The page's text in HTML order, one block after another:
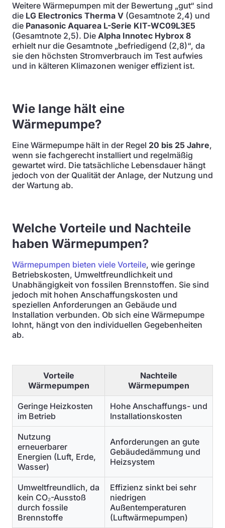
Weitere Wärmepumpen mit der Bewertung „gut“ sind
die LG Electronics Therma V (Gesamtnote 2,4) und
die Panasonic Aquarea L-Serie KIT-WC09L3E5
(Gesamtnote 2,5). Die Alpha Innotec Hybrox 8
erhielt nur die Gesamtnote „befriedigend (2,8)“, da
sie den höchsten Stromverbrauch im Test aufwies
und in kälteren Klimazonen weniger effizient ist.
Wie lange hält eine
Wärmepumpe?
Eine Wärmepumpe hält in der Regel 20 bis 25 Jahre,
wenn sie fachgerecht installiert und regelmäßig
gewartet wird. Die tatsächliche Lebensdauer hängt
jedoch von der Qualität der Anlage, der Nutzung und
der Wartung ab.
Welche Vorteile und Nachteile
haben Wärmepumpen?
Wärmepumpen bieten viele Vorteile, wie geringe
Betriebskosten, Umweltfreundlichkeit und
Unabhängigkeit von fossilen Brennstoffen. Sie sind
jedoch mit hohen Anschaffungskosten und
speziellen Anforderungen an Gebäude und
Installation verbunden. Ob sich eine Wärmepumpe
lohnt, hängt von den individuellen Gegebenheiten
ab.
Vorteile
Wärmepumpen
Nachteile
Wärmepumpen
Geringe Heizkosten
im Betrieb
Hohe Anschaffungs- und
Installationskosten
Nutzung
erneuerbarer
Energien (Luft, Erde,
Wasser)
Anforderungen an gute
Gebäudedämmung und
Heizsystem
Umweltfreundlich, da
kein CO₂-Ausstoß
durch fossile
Brennstoffe
Effizienz sinkt bei sehr
niedrigen
Außentemperaturen
(Luftwärmepumpen)